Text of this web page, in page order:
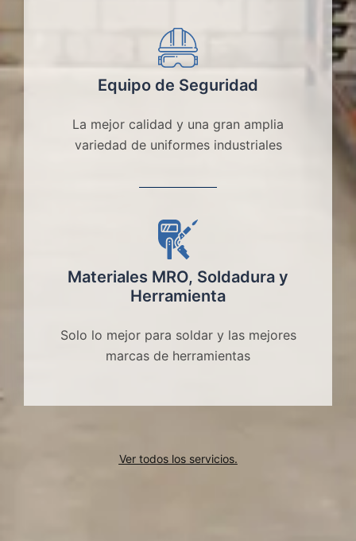
Equipo de Seguridad
La mejor calidad y una gran amplia
variedad de uniformes industriales
Materiales MRO, Soldadura y
Herramienta
Solo lo mejor para soldar y las mejores
marcas de herramientas
Ver todos los servicios.